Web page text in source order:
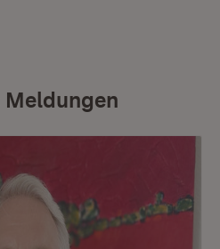
Meldungen